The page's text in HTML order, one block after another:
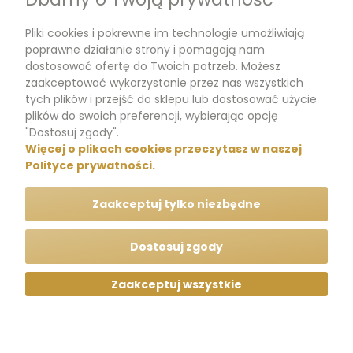
Dokumenty
m.me/perfumikpl
+48 570 704 000
+48 570 704 444
kontakt@perfumik.pl
Wszelkie prawa zastrzeżone © Perfumik.pl 2020
Pliki cookies i pokrewne im technologie umożliwiają
poprawne działanie strony i pomagają nam
dostosować ofertę do Twoich potrzeb. Możesz
zaakceptować wykorzystanie przez nas wszystkich
tych plików i przejść do sklepu lub dostosować użycie
plików do swoich preferencji, wybierając opcję
"Dostosuj zgody".
Więcej o plikach cookies przeczytasz w naszej
Polityce prywatności.
Zaakceptuj tylko niezbędne
Dostosuj zgody
Zaakceptuj wszystkie